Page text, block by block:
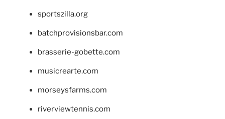
sportszilla.org
batchprovisionsbar.com
brasserie-gobette.com
musicrearte.com
morseysfarms.com
riverviewtennis.com